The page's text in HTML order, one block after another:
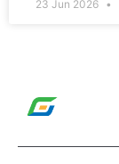
23 Jun 2026